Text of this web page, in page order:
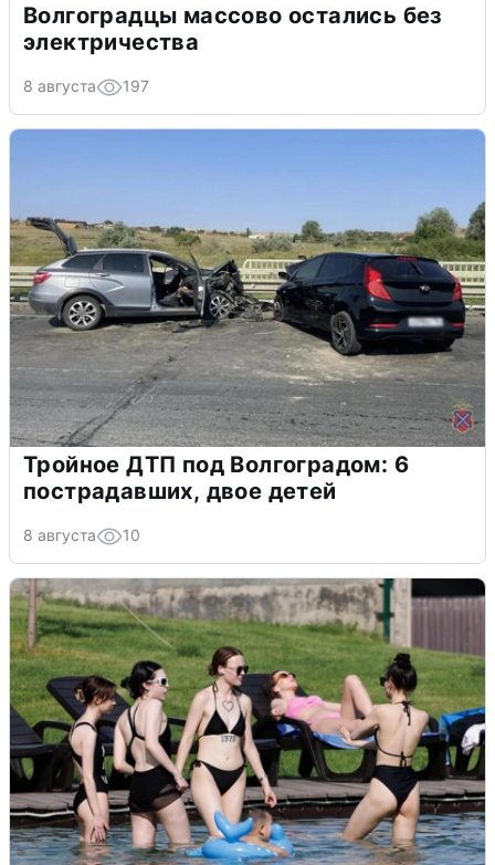
Волгоградцы массово остались без
электричества
8 августа 197
Тройное ДТП под Волгоградом: 6
пострадавших, двое детей
8 августа 10